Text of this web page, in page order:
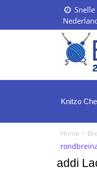
Knitzo
Home >
addi